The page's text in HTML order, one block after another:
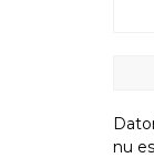
nu